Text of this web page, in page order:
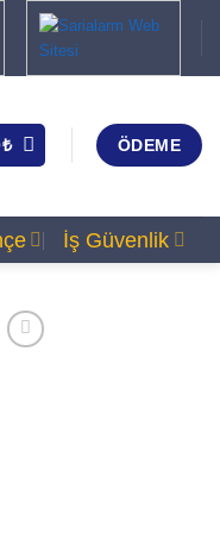
₺ ÖDEME
İş Güvenlik